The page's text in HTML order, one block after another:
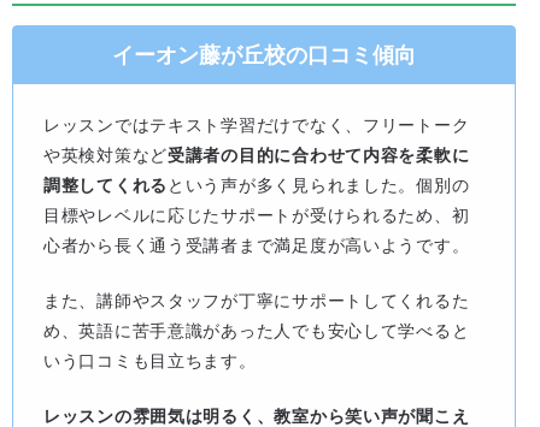
イーオン藤が丘校の口コミ傾向
レッスンではテキスト学習だけでなく、フリートーク
や英検対策など受講者の目的に合わせて内容を柔軟に
調整してくれる という声が多く見られました。個別の
目標やレベルに応じたサポートが受けられるため、初
心者から長く通う受講者まで満足度が高いようです。
また、講師やスタッフが丁寧にサポートしてくれるた
め、英語に苦手意識があった人でも安心して学べると
いう口コミも目立ちます。
レッスンの雰囲気は明るく、教室から笑い声が聞こえ